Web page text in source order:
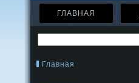
ГЛАВНАЯ
Главная